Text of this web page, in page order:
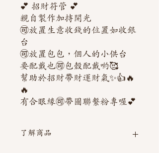
💕 招財符管 💕
親自製作加持開光
🉑️放置生意收錢的位置如收銀
台
🉑️放置包包，個人的小供台
要配戴也🉑️包殼配戴喲🥰
幫助於招財帶財運財氣✨👍🔥
🔥
有合眼緣🉑️帶圖聯繫粉專喔💕
了解商品